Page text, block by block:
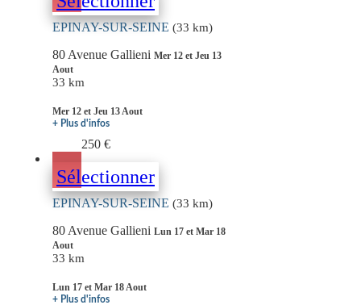
EPINAY-SUR-SEINE (33 km)
80 Avenue Gallieni Mer 12 et Jeu 13
Aout
33 km
Mer 12 et Jeu 13 Aout
+ Plus d'infos
250 €
Sélectionner
EPINAY-SUR-SEINE (33 km)
80 Avenue Gallieni Lun 17 et Mar 18
Aout
33 km
Lun 17 et Mar 18 Aout
+ Plus d'infos